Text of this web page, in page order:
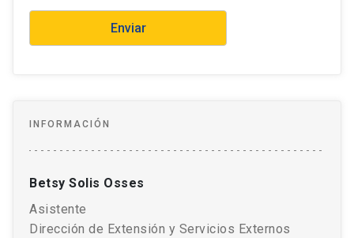
INFORMACIÓN
Betsy Solis Osses
Asistente
Dirección de Extensión y Servicios Externos